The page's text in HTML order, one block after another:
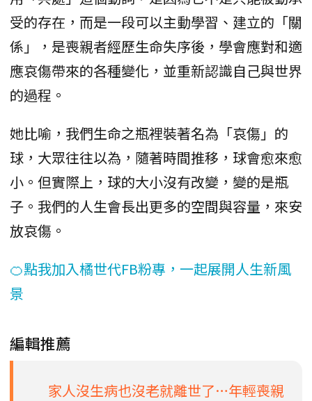
受的存在，而是一段可以主動學習、建立的「關
係」，是喪親者經歷生命失序後，學會應對和適
應哀傷帶來的各種變化，並重新認識自己與世界
的過程。
她比喻，我們生命之瓶裡裝著名為「哀傷」的
球，大眾往往以為，隨著時間推移，球會愈來愈
小。但實際上，球的大小沒有改變，變的是瓶
子。我們的人生會長出更多的空間與容量，來安
放哀傷。
🍊點我加入橘世代FB粉專，一起展開人生新風
景
編輯推薦
家人沒生病也沒老就離世了…年輕喪親